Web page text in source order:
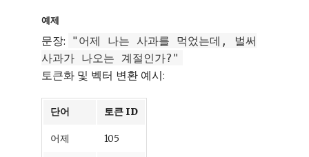
예제
문장:
"어제 나는 사과를 먹었는데, 벌써
사과가 나오는 계절인가?"
토큰화 및 벡터 변환 예시:
단어 토큰 ID
어제 105